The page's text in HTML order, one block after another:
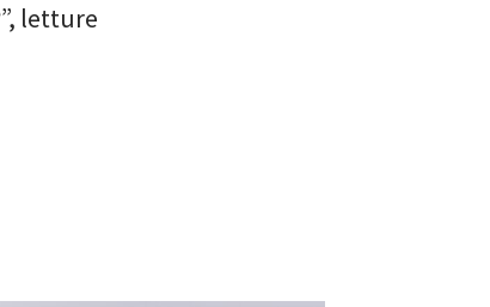
”, letture